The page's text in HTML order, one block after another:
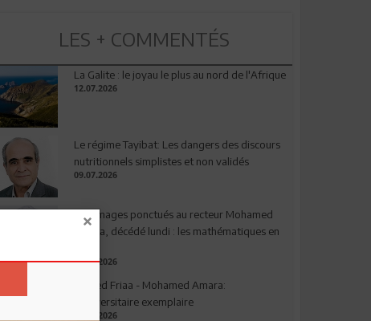
LES + COMMENTÉS
La Galite : le joyau le plus au nord de l'Afrique
12.07.2026
Le régime Tayibat: Les dangers des discours
nutritionnels simplistes et non validés
09.07.2026
Hommages ponctués au recteur Mohamed
Amara, décédé lundi : les mathématiques en
03.08.2026
Ahmed Friaa - Mohamed Amara:
l’Universitaire exemplaire
04.08.2026